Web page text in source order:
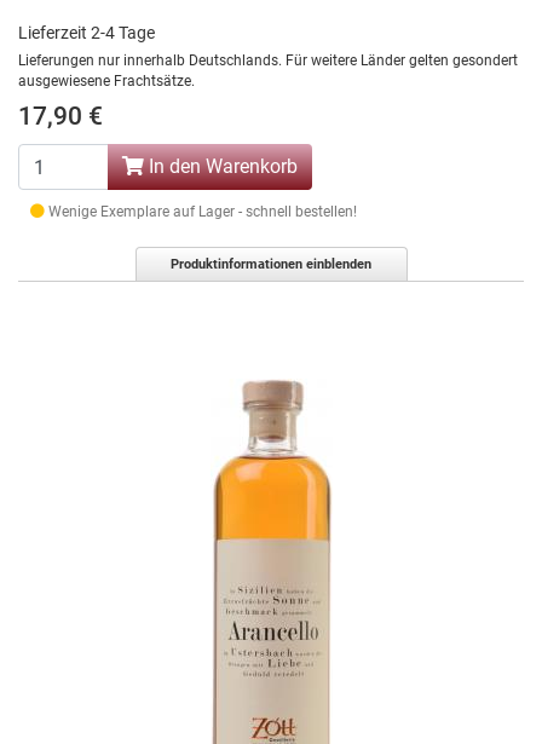
Lieferzeit 2-4 Tage
Lieferungen nur innerhalb Deutschlands. Für weitere Länder gelten gesondert
ausgewiesene Frachtsätze.
17,90 €
In den Warenkorb
Wenige Exemplare auf Lager - schnell bestellen!
Produktinformationen einblenden